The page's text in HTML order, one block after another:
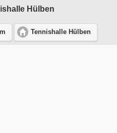
Hülben
Tennishalle Hülben